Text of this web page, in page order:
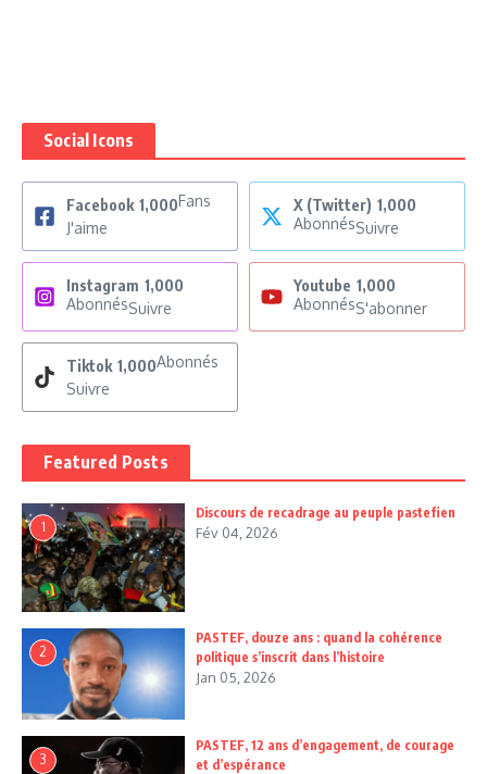
Social Icons
Facebook 1,000Fans
J'aime
X (Twitter) 1,000
AbonnésSuivre
Instagram 1,000
AbonnésSuivre
Youtube 1,000
AbonnésS'abonner
Tiktok 1,000Abonnés
Suivre
Featured Posts
1
Discours de recadrage au peuple pastefien
Fév 04, 2026
2
PASTEF, douze ans : quand la cohérence
politique s’inscrit dans l’histoire
Jan 05, 2026
3
PASTEF, 12 ans d’engagement, de courage
et d’espérance